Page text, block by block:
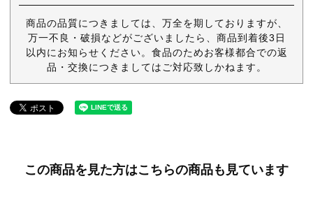
商品の品質につきましては、万全を期しておりますが、
万一不良・破損などがございましたら、商品到着後3日
以内にお知らせください。食品のためお客様都合での返
品・交換につきましてはご対応致しかねます。
この商品を見た方はこちらの商品も見ています